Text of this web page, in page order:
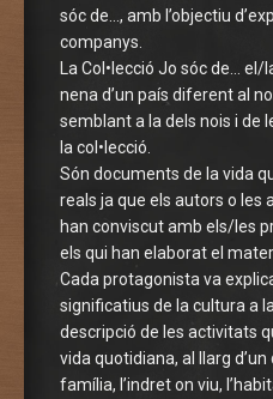
sóc de…, amb l’objectiu
companys.
La Col•lecció Jo sóc de…
nena d’un país diferent al
semblant a la dels nois i de
la col•lecció.
Són documents de la vida
reals ja que els autors o les
han conviscut amb els/les
els qui han elaborat el
Cada protagonista va
significatius de la cultura a
descripció de les activitats
vida quotidiana, al llarg d’un
família, l’indret on viu,